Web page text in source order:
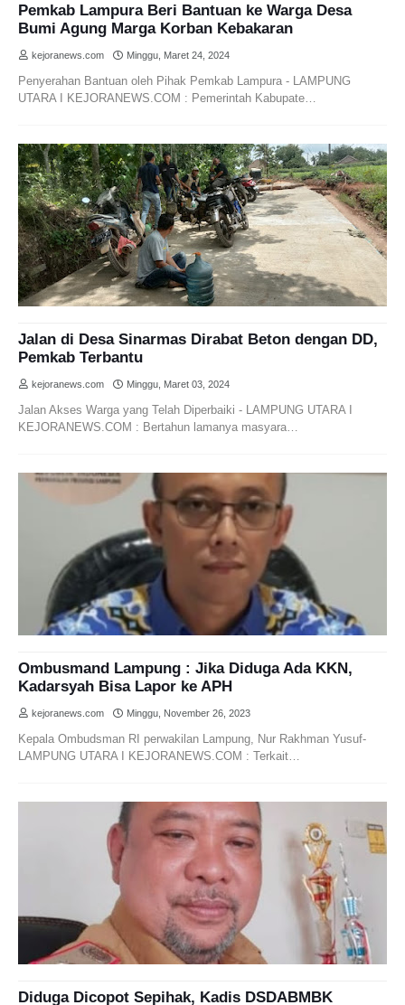
Pemkab Lampura Beri Bantuan ke Warga Desa
Bumi Agung Marga Korban Kebakaran
kejoranews.com Minggu, Maret 24, 2024
Penyerahan Bantuan oleh Pihak Pemkab Lampura - LAMPUNG
UTARA I KEJORANEWS.COM : Pemerintah Kabupate…
Jalan di Desa Sinarmas Dirabat Beton dengan DD,
Pemkab Terbantu
kejoranews.com Minggu, Maret 03, 2024
Jalan Akses Warga yang Telah Diperbaiki - LAMPUNG UTARA I
KEJORANEWS.COM : Bertahun lamanya masyara…
Ombusmand Lampung : Jika Diduga Ada KKN,
Kadarsyah Bisa Lapor ke APH
kejoranews.com Minggu, November 26, 2023
Kepala Ombudsman RI perwakilan Lampung, Nur Rakhman Yusuf-
LAMPUNG UTARA I KEJORANEWS.COM : Terkait…
Diduga Dicopot Sepihak, Kadis DSDABMBK